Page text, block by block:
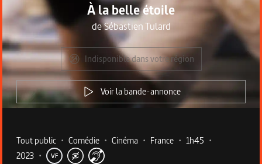
À la belle étoile
deSébastien Tulard
Indisponible dans votre région
Voir la bande-annonce
Metadata du programme
Tout public • Comédie • Cinéma • France • 1h45 •
2023 • VF